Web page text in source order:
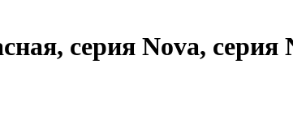
серия Nova, серия